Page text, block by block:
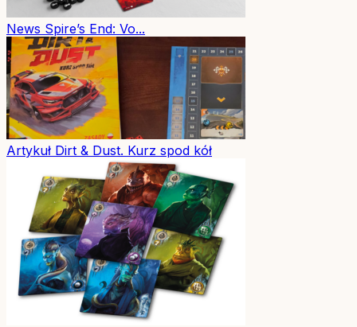
News Spire’s End: Vo...
Artykuł Dirt & Dust. Kurz spod kół